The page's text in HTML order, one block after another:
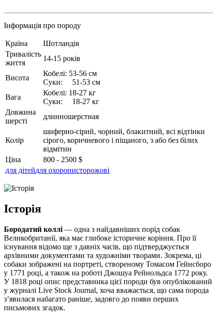
Інформація про породу
Країна
Шотландія
Тривалість
життя
14-15 років
Висота
Кобелі: 53-56 см
Суки: 51-53 см
Вага
Кобелі: 18-27 кг
Суки: 18-27 кг
Довжина
шерсті
длинношерстная
Колір
шиферно-сірий, чорний, блакитний, всі відтінки
сірого, коричневого і піщаного, з або без білих
відмітин
Ціна
800 - 2500 $
для дітейдля охоронисторожові
Історія
Бородатий коллі — одна з найдавніших порід собак
Великобританії, яка має глибоке історичне коріння. Про її
існування відомо ще з давніх часів, що підтверджується
архівними документами та художніми творами. Зокрема, ці
собаки зображені на портреті, створеному Томасом Гейнсборо
у 1771 році, а також на роботі Джошуа Рейнольдса 1772 року.
У 1818 році опис представника цієї породи був опублікований
у журналі Live Stock Journal, хоча вважається, що сама порода
з’явилася набагато раніше, задовго до появи перших
письмових згадок.